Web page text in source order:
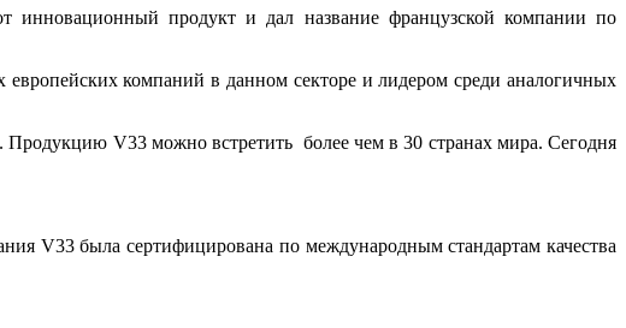
инновационный продукт и дал название французской компании по
компаний в данном секторе и лидером среди аналогичных
V33 можно встретить более чем в 30 странах мира. Сегодня
V33 была сертифицирована по международным стандартам качества